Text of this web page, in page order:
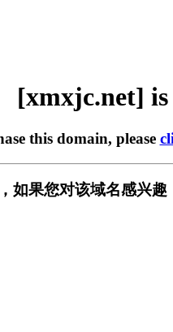
[xmxjc.net] is
this domain, please
如果您对该域名感兴趣